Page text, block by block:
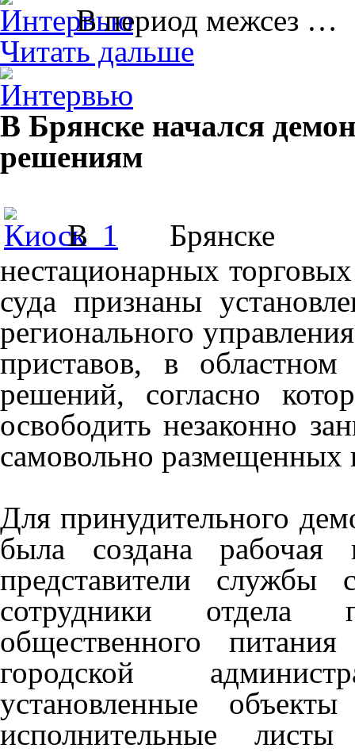
В период межсез …
Читать дальше
В Брянске начался
решениям
В Брянске
нестационарных
суда признаны
регионального
приставов, в
решений, согласно
освободить незаконно
самовольно размещенных
Для принудительного
была создана
представители службы
сотрудники отдела
общественного
городской
установленные
исполнительные